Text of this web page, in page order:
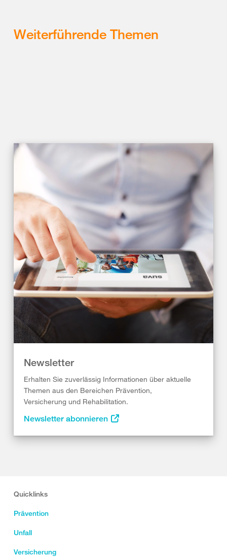
Weiterführende Themen
Newsletter
Erhalten Sie zuverlässig Informationen über aktuelle
Themen aus den Bereichen Prävention,
Versicherung und Rehabilitation.
Newsletter abonnieren
Quicklinks
Prävention
Unfall
Versicherung